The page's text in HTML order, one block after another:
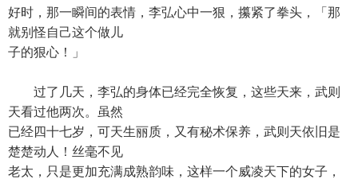
好时，那一瞬间的表情，李弘心中一狠，攥紧了拳头，「那
就别怪自己这个做儿
子的狠心！」
过了几天，李弘的身体已经完全恢复，这些天来，武则
天看过他两次。虽然
已经四十七岁，可天生丽质，又有秘术保养，武则天依旧是
楚楚动人！丝毫不见
老太，只是更加充满成熟韵味，这样一个威凌天下的女子，